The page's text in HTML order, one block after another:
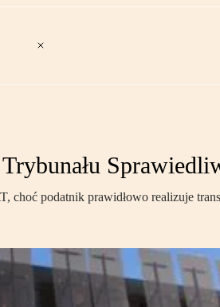
podatnik prawidłowo realizuje